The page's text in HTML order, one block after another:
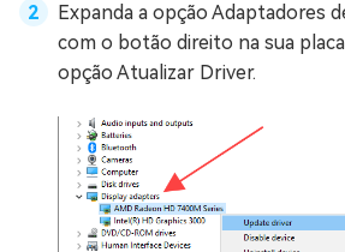
Expanda a opção Adaptadores
com o botão direito na sua
opção Atualizar Driver.